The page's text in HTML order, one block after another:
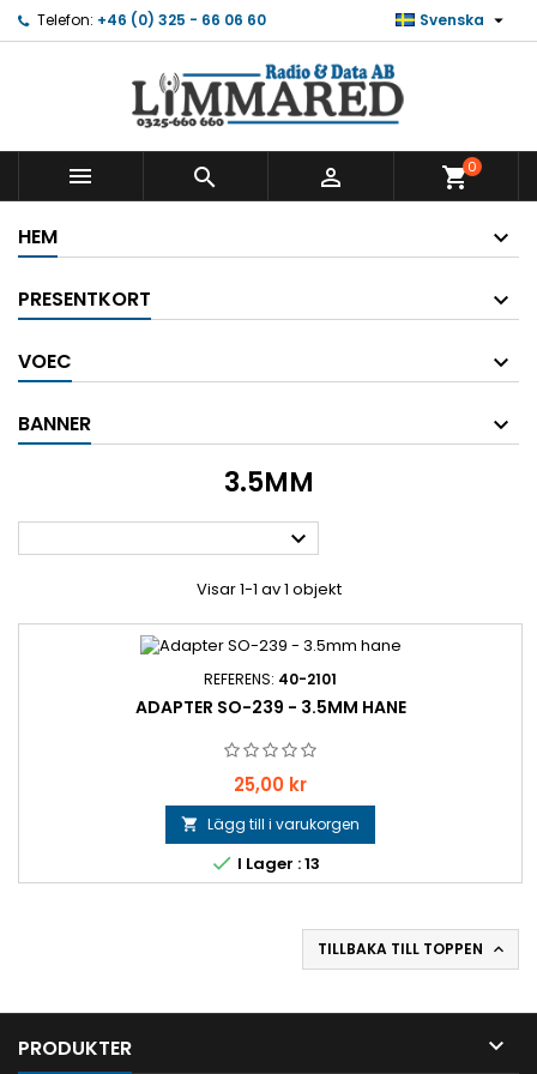
Telefon: +46 (0) 325 - 66 06 60 Svenska 
   shopping_cart0
HEM
PRESENTKORT
VOEC
BANNER
3.5MM

Visar 1-1 av 1 objekt
REFERENS: 40-2101
ADAPTER SO-239 - 3.5MM HANE
Pris
25,00 kr
 Lägg till i varukorgen
 I Lager : 13
TILLBAKA TILL TOPPEN 
PRODUKTER 